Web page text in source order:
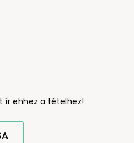
ír ehhez a tételhez!